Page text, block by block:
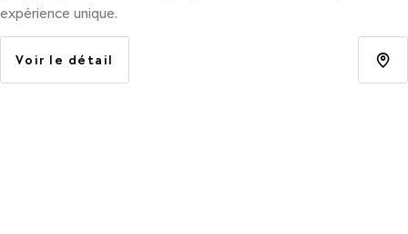
expérience unique.
Voir le détail